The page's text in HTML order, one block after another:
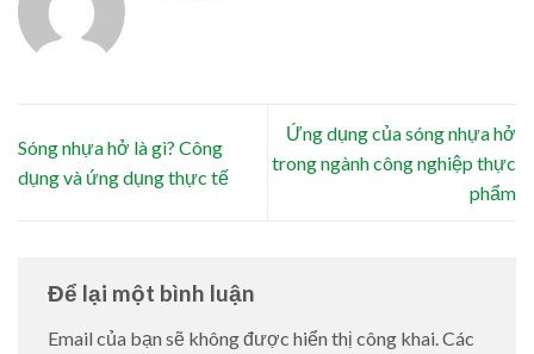
Sóng nhựa hở là gì? Công
dụng và ứng dụng thực tế
Ứng dụng của sóng nhựa hở
trong ngành công nghiệp thực
phẩm
Để lại một bình luận
Email của bạn sẽ không được hiển thị công khai. Các